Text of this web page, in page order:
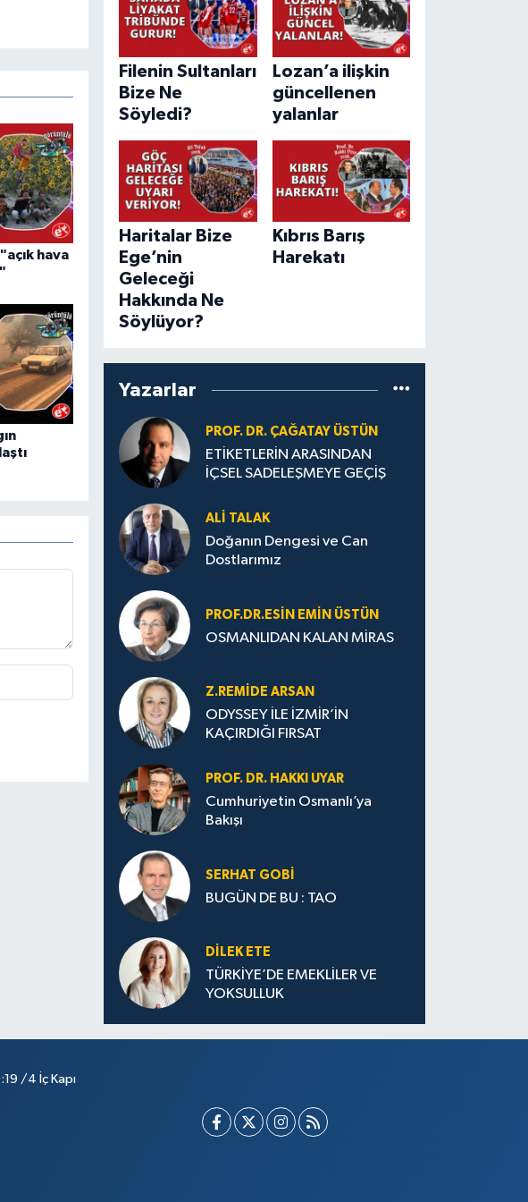
hava
Filenin Sultanları
Bize Ne
Söyledi?
Lozan’a ilişkin
güncellenen
yalanlar
Haritalar Bize
Ege’nin
Geleceği
Hakkında Ne
Söylüyor?
Kıbrıs Barış
Harekatı
Yazarlar
PROF. DR. ÇAĞATAY ÜSTÜN
ETİKETLERİN ARASINDAN
İÇSEL SADELEŞMEYE GEÇİŞ
ALI TALAK
Doğanın Dengesi ve Can
Dostlarımız
PROF.DR.ESIN EMIN ÜSTÜN
OSMANLIDAN KALAN MİRAS
Z.REMIDE ARSAN
ODYSSEY İLE İZMİR’İN
KAÇIRDIĞI FIRSAT
PROF. DR. HAKKI UYAR
Cumhuriyetin Osmanlı’ya
Bakışı
SERHAT GOBİ
BUGÜN DE BU : TAO
DILEK ETE
TÜRKİYE’DE EMEKLİLER VE
YOKSULLUK
/4 İç Kapı